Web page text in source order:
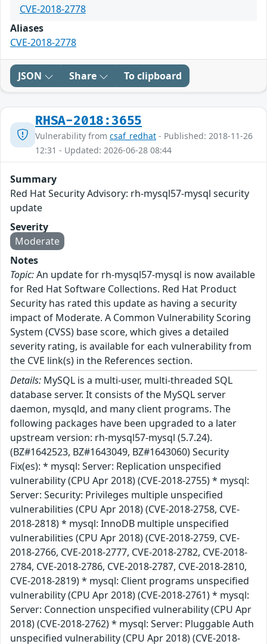
CVE-2018-2778
Aliases
CVE-2018-2778
JSON Share To clipboard
RHSA-2018:3655
Vulnerability from csaf_redhat - Published: 2018-11-26
12:31 - Updated: 2026-06-28 08:44
Summary
Red Hat Security Advisory: rh-mysql57-mysql security
update
Severity
Moderate
Notes
Topic:An update for rh-mysql57-mysql is now available
for Red Hat Software Collections. Red Hat Product
Security has rated this update as having a security
impact of Moderate. A Common Vulnerability Scoring
System (CVSS) base score, which gives a detailed
severity rating, is available for each vulnerability from
the CVE link(s) in the References section.
Details: MySQL is a multi-user, multi-threaded SQL
database server. It consists of the MySQL server
daemon, mysqld, and many client programs. The
following packages have been upgraded to a later
upstream version: rh-mysql57-mysql (5.7.24).
(BZ#1642523, BZ#1643049, BZ#1643060) Security
Fix(es): * mysql: Server: Replication unspecified
vulnerability (CPU Apr 2018) (CVE-2018-2755) * mysql:
Server: Security: Privileges multiple unspecified
vulnerabilities (CPU Apr 2018) (CVE-2018-2758, CVE-
2018-2818) * mysql: InnoDB multiple unspecified
vulnerabilities (CPU Apr 2018) (CVE-2018-2759, CVE-
2018-2766, CVE-2018-2777, CVE-2018-2782, CVE-2018-
2784, CVE-2018-2786, CVE-2018-2787, CVE-2018-2810,
CVE-2018-2819) * mysql: Client programs unspecified
vulnerability (CPU Apr 2018) (CVE-2018-2761) * mysql:
Server: Connection unspecified vulnerability (CPU Apr
2018) (CVE-2018-2762) * mysql: Server: Pluggable Auth
unspecified vulnerability (CPU Apr 2018) (CVE-2018-